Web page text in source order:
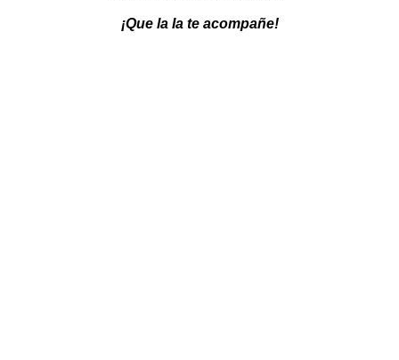
¡Que la Ia te acompañe!